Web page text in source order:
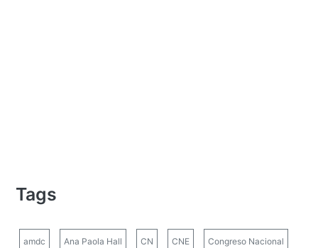
Tags
amdc Ana Paola Hall CN CNE Congreso Nacional